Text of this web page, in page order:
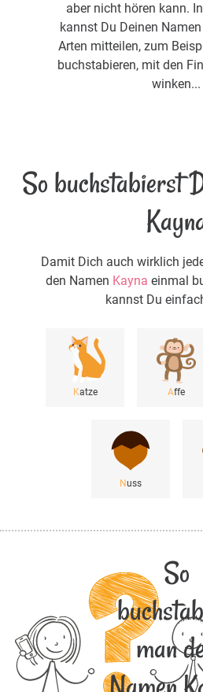
aber nicht hören kann.
kannst Du Deinen
Arten mitteilen, zum
buchstabieren, mit den
winken...
So buchstabierst
Damit Dich auch wirklich
den Namen Kayna einmal
kannst Du
Katze Affe
Nuss
So
man